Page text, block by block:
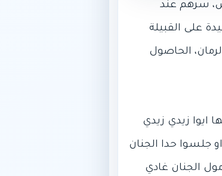
سرهم عند
على القبيلة
الحاصول
ايوا زيدي زيدي
جلسوا حدا الجنان
الجنان غادي